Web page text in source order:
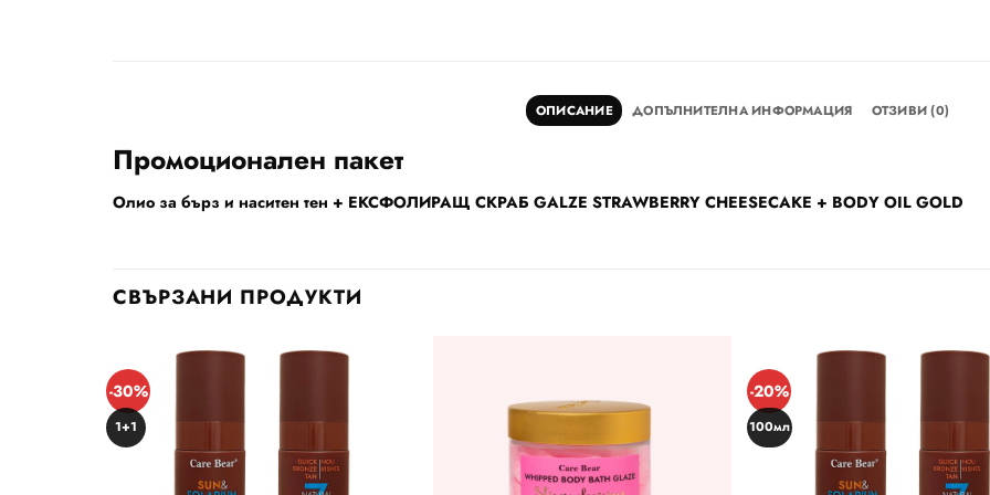
ОПИСАНИЕ ДОПЪЛНИТЕЛНА ИНФОРМАЦИЯ ОТЗИВИ (0)
Промоционален пакет
Олио за бърз и наситен тен + ЕКСФОЛИРАЩ СКРАБ GALZE STRAWBERRY CHEESECAKE + BODY OIL GOLD
СВЪРЗАНИ ПРОДУКТИ
-30%
1+1
-20%
100мл